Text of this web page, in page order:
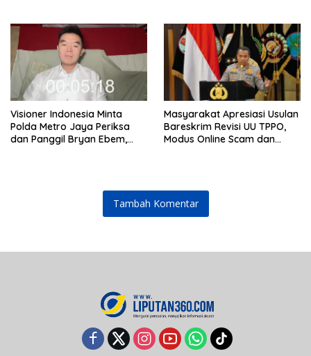
Visioner Indonesia Minta
Polda Metro Jaya Periksa
dan Panggil Bryan Ebem,
Masyarakat Apresiasi Usulan
Bareskrim Revisi UU TPPO,
Modus Online Scam dan
Tambah Komentar